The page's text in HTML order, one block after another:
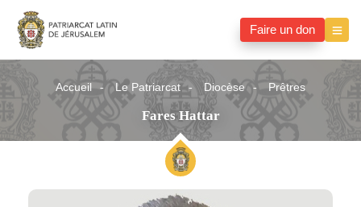
Faire un don
Accueil Le Patriarcat Diocèse Prêtres
Fares Hattar